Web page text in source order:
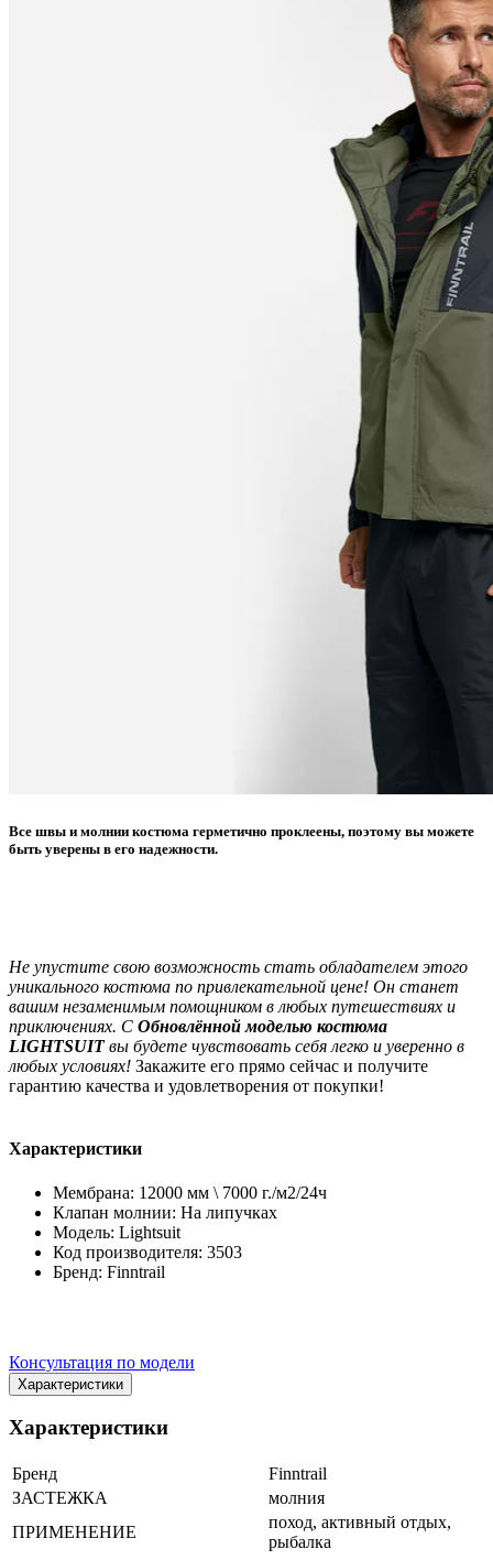
Все швы и молнии костюма герметично проклеены, поэтому вы можете
быть уверены в его надежности.
Не упустите свою возможность стать обладателем этого
уникального костюма по привлекательной цене! Он станет
вашим незаменимым помощником в любых путешествиях и
приключениях. С Обновлённой моделью костюма
LIGHTSUIT вы будете чувствовать себя легко и уверенно в
любых условиях! Закажите его прямо сейчас и получите
гарантию качества и удовлетворения от покупки!
Характеристики
Мембрана: 12000 мм \ 7000 г./м2/24ч
Клапан молнии: На липучках
Модель: Lightsuit
Код производителя: 3503
Бренд: Finntrail
Консультация по модели
Характеристики
Характеристики
Бренд
Finntrail
ЗАСТЕЖКА
молния
ПРИМЕНЕНИЕ
поход, активный отдых,
рыбалка